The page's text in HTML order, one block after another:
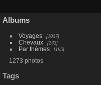
Albums
Voyages 1037
Chevaux 233
Par thèmes 195
1273 photos
Tags